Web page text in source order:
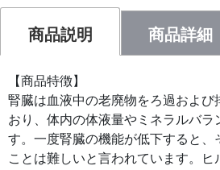
商品説明 商品詳細
【商品特徴】
腎臓は血液中の老廃物をろ過および
おり、体内の体液量やミネラルバラ
す。一度腎臓の機能が低下すると、
ことは難しいと言われています。ヒ